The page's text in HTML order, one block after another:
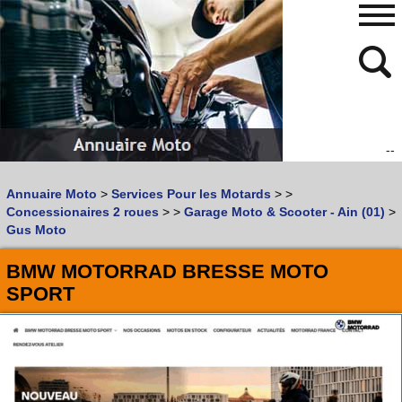
--
Vous recherchez un garage MOTOouSCOOTER
Quoi :
Où :
Trouver un garage Moto !
Retrouvez dans votre VILLE
les bonnes adresses de L'ANNUAIRE MOTO & SCOOTER
480
768
Annuaire Moto > Services Pour les Motards > >
Concessionaires 2 roues > > Garage Moto & Scooter - Ain (01) >
Gus Moto
BMW MOTORRAD BRESSE MOTO
SPORT